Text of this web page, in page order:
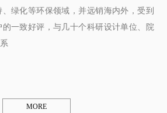
绿化等环保领域，并远销海内外，受到
一致好评，与几十个科研设计单位、院
MORE